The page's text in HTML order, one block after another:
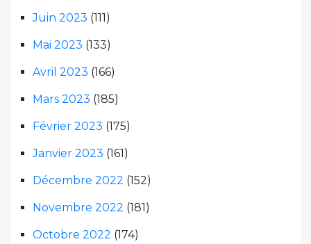
Juin 2023 (111)
Mai 2023 (133)
Avril 2023 (166)
Mars 2023 (185)
Février 2023 (175)
Janvier 2023 (161)
Décembre 2022 (152)
Novembre 2022 (181)
Octobre 2022 (174)